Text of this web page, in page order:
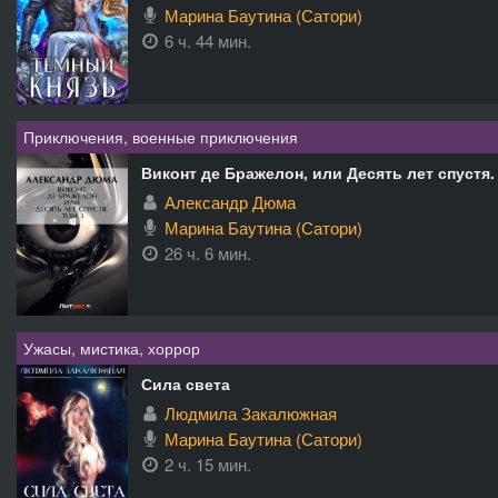
Марина Баутина (Сатори)
6 ч. 44 мин.
Приключения, военные приключения
Виконт де Бражелон, или Десять лет
Александр Дюма
Марина Баутина (Сатори)
26 ч. 6 мин.
Ужасы, мистика, хоррор
Сила света
Людмила Закалюжная
Марина Баутина (Сатори)
2 ч. 15 мин.